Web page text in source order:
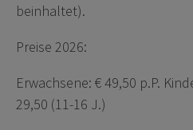
beinhaltet).
Preise 2026:
Erwachsene: € 49,50 p.P.
29,50 (11-16 J.)